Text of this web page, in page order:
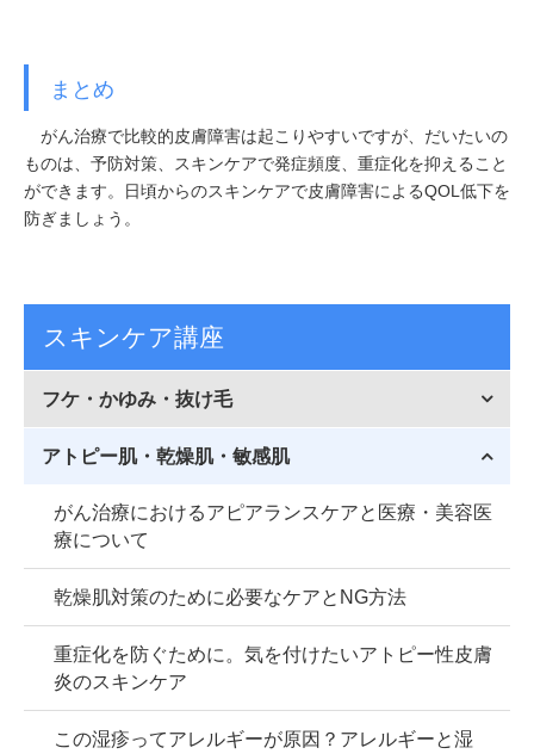
まとめ
がん治療で比較的皮膚障害は起こりやすいですが、だいたいの
ものは、予防対策、スキンケアで発症頻度、重症化を抑えること
ができます。日頃からのスキンケアで皮膚障害によるQOL低下を
防ぎましょう。
スキンケア講座
フケ・かゆみ・抜け毛
アトピー肌・乾燥肌・敏感肌
がん治療におけるアピアランスケアと医療・美容医
療について
乾燥肌対策のために必要なケアとNG方法
重症化を防ぐために。気を付けたいアトピー性皮膚
炎のスキンケア
この湿疹ってアレルギーが原因？アレルギーと湿